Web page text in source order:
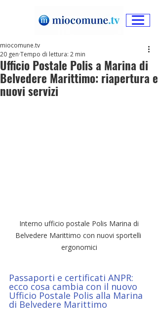
Ufficio Postale Polis a Marina di
Belvedere Marittimo: riapertura e
nuovi servizi
miocomune.tv
20 gen Tempo di lettura: 2 min
Interno ufficio postale Polis Marina di
Belvedere Marittimo con nuovi sportelli
ergonomici
Passaporti e certificati ANPR:
ecco cosa cambia con il nuovo
Ufficio Postale Polis alla Marina
di Belvedere Marittimo